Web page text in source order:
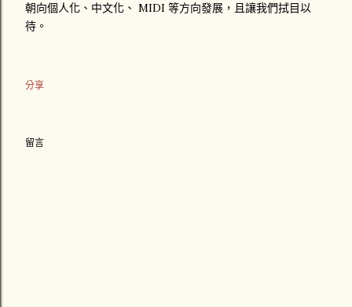
朝向個人化、中文化、 MIDI 等方向發展，且讓我們拭目以
待。
分享
留言